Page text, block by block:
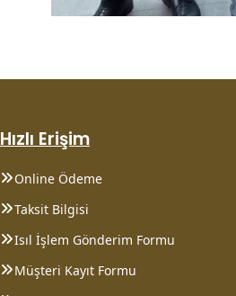
Hızlı Erişim
Online Ödeme
Taksit Bilgisi
Isıl İşlem Gönderim Formu
Müşteri Kayıt Formu